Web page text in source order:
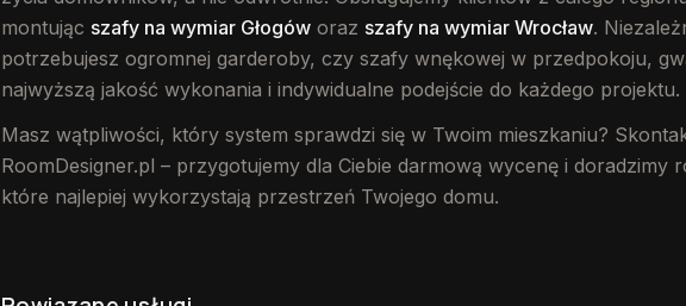
montując szafy na wymiar Głogów oraz szafy na wymiar Wrocław.
potrzebujesz ogromnej garderoby, czy szafy wnękowej w przedpokoju,
najwyższą jakość wykonania i indywidualne podejście do każdego projektu.
Masz wątpliwości, który system sprawdzi się w Twoim mieszkaniu?
RoomDesigner.pl – przygotujemy dla Ciebie darmową wycenę i doradzimy
które najlepiej wykorzystają przestrzeń Twojego domu.